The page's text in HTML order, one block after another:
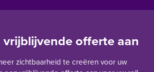
vrijblijvende offerte aan
zichtbaarheid te creëren voor uw